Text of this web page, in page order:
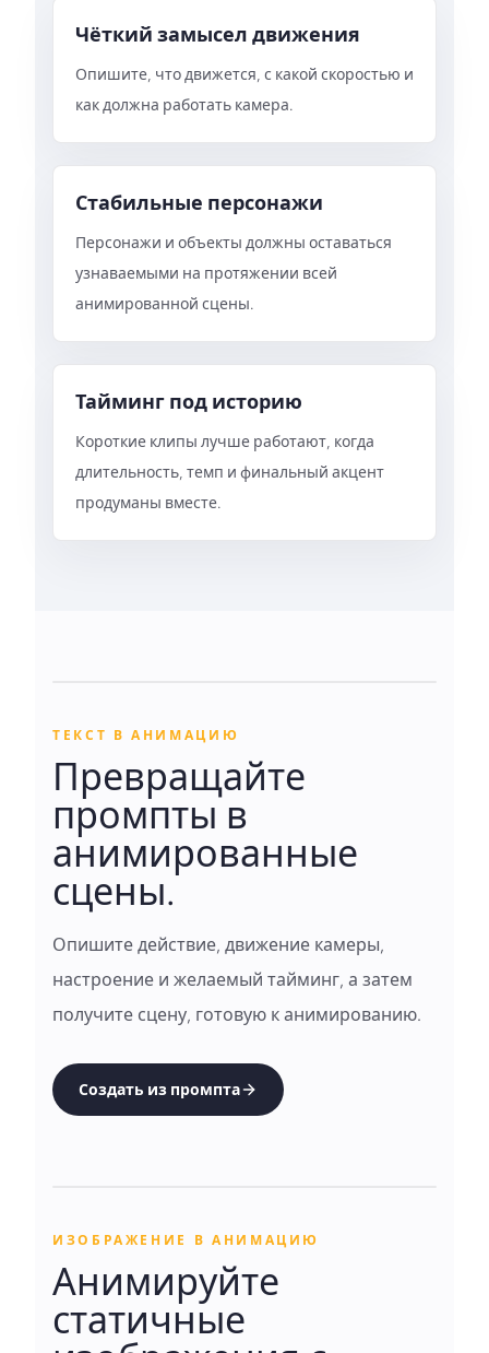
Чёткий замысел движения
Опишите, что движется, с какой скоростью и
как должна работать камера.
Стабильные персонажи
Персонажи и объекты должны оставаться
узнаваемыми на протяжении всей
анимированной сцены.
Тайминг под историю
Короткие клипы лучше работают, когда
длительность, темп и финальный акцент
продуманы вместе.
ТЕКСТ В АНИМАЦИЮ
Превращайте
промпты в
анимированные
сцены.
Опишите действие, движение камеры,
настроение и желаемый тайминг, а затем
получите сцену, готовую к анимированию.
Создать из промпта
ИЗОБРАЖЕНИЕ В АНИМАЦИЮ
Анимируйте
статичные